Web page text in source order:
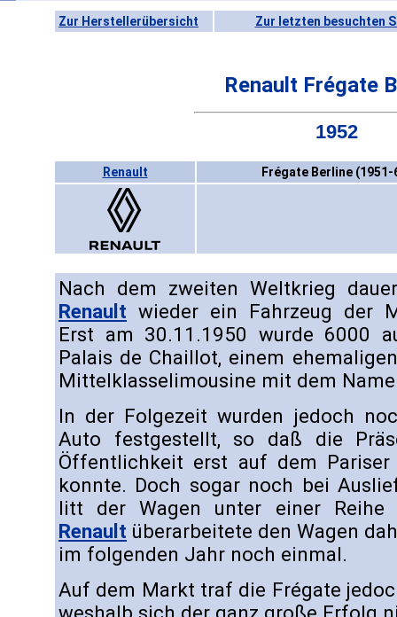
Zur Herstellerübersicht Zur letzten besuchten
Renault Frégate
1952
Renault Frégate Berline (1951-
Nach dem zweiten Weltkrieg
Renault wieder ein Fahrzeug der
Erst am 30.11.1950 wurde 6000
Palais de Chaillot, einem
Mittelklasselimousine mit dem
In der Folgezeit wurden jedoch
Auto festgestellt, so daß die
Öffentlichkeit erst auf dem
konnte. Doch sogar noch bei
litt der Wagen unter einer Reihe
Renault überarbeitete den Wagen
im folgenden Jahr noch einmal.
Auf dem Markt traf die Frégate